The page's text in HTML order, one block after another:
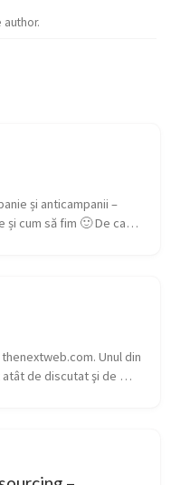
author.
și anticampanii –
cum să fim 🙂 De cam
Unul din
de discutat şi de